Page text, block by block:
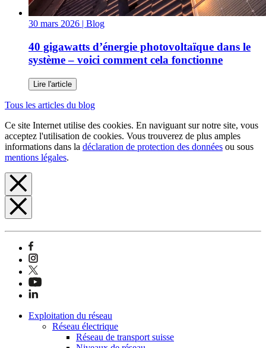
30 mars 2026 | Blog
40 gigawatts d’énergie photovoltaïque dans le
système – voici comment cela fonctionne
Lire l'article
Tous les articles du blog
Ce site Internet utilise des cookies. En naviguant sur notre site, vous
acceptez l'utilisation de cookies. Vous trouverez de plus amples
informations dans la déclaration de protection des données ou sous
mentions légales.
Exploitation du réseau
Réseau électrique
Réseau de transport suisse